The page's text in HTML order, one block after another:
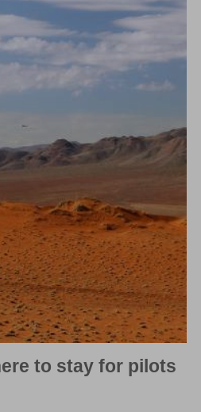
to stay for pilots